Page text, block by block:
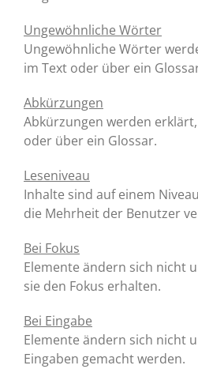
Ungewöhnliche Wörter
Ungewöhnliche Wörter
im Text oder über ein
Abkürzungen
Abkürzungen werden
oder über ein Glossar.
Leseniveau
Inhalte sind auf einem
die Mehrheit der Benutzer
Bei Fokus
Elemente ändern sich nicht
sie den Fokus erhalten.
Bei Eingabe
Elemente ändern sich nicht
Eingaben gemacht werden.